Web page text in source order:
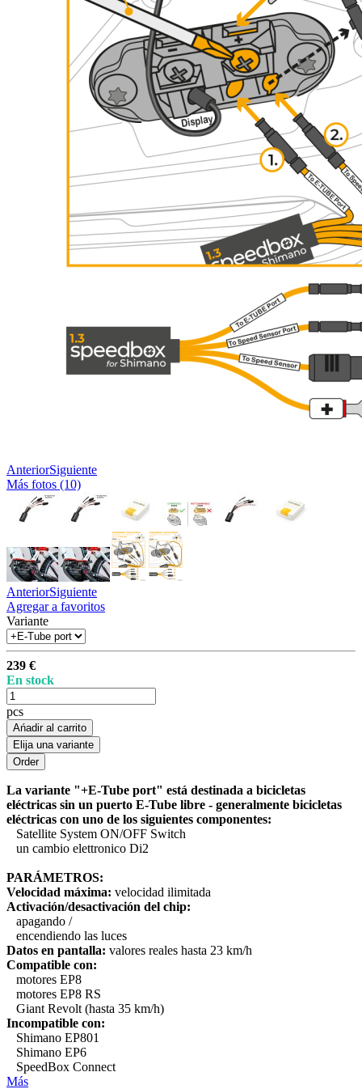
AnteriorSiguiente
Más fotos (10)
AnteriorSiguiente
Agregar a favoritos
Variante
239 €
En stock
pcs
Ańadir al carrito
Elija una variante
La variante "+E-Tube port" está destinada a bicicletas
eléctricas sin un puerto E-Tube libre - generalmente bicicletas
eléctricas con uno de los siguientes componentes:
Satellite System ON/OFF Switch
un cambio elettronico Di2
PARÁMETROS:
Velocidad máxima: velocidad ilimitada
Activación/desactivación del chip:
apagando /
encendiendo las luces
Datos en pantalla: valores reales hasta 23 km/h
Compatible con:
motores EP8
motores EP8 RS
Giant Revolt (hasta 35 km/h)
Incompatible con:
Shimano EP801
Shimano EP6
SpeedBox Connect
Más